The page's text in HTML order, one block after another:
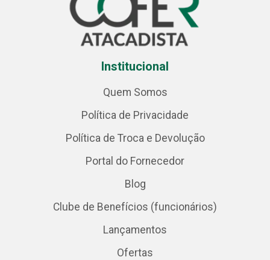
Institucional
Quem Somos
Política de Privacidade
Política de Troca e Devolução
Portal do Fornecedor
Blog
Clube de Benefícios (funcionários)
Lançamentos
Ofertas